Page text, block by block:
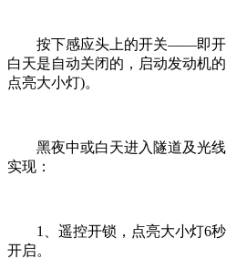
按下感应头上的开关——即开
白天是自动关闭的，启动发动机
点亮大小灯)。
黑夜中或白天进入隧道及光线
实现：
1、遥控开锁，点亮大小灯6秒
开启。